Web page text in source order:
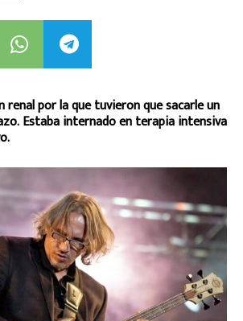
por la que tuvieron que sacarle un
Estaba internado en terapia intensiva